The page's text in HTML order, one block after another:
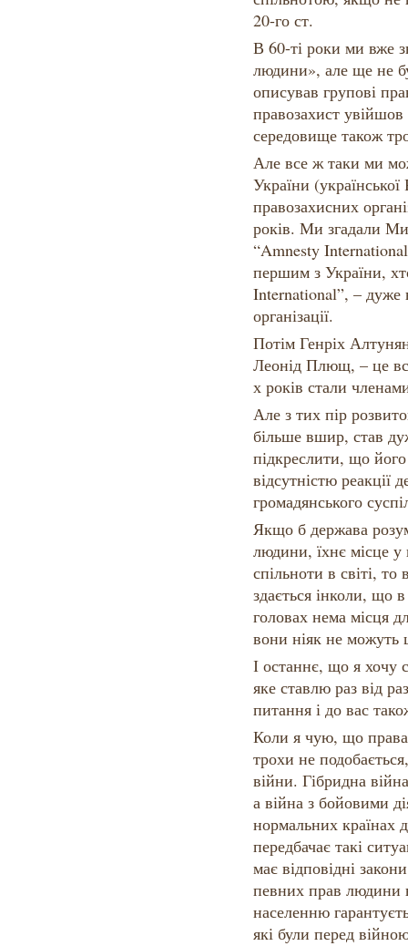
20-го ст.
В 60-ті роки ми вже
людини», але ще не
описував групові
правозахист увійшов
середовище також
Але все ж таки ми
України
правозахисних
років. Ми згадали
“Amnesty
першим з України,
International”, – дуже
організації.
Потім Генріх
Леонід Плющ, – це
х років стали
Але з тих пір
більше вшир, став
підкреслити, що
відсутністю реакції
громадянського
Якщо б держава
людини, їхнє місце у
спільноти в світі,
здається інколи, що
головах нема місця
вони ніяк не можуть
І останнє, що я хочу
яке ставлю раз від
питання і до вас
Коли я чую, що
трохи не
війни. Гібридна
а війна з бойовими
нормальних країнах
передбачає такі
має відповідні
певних прав людини
населенню
які були перед